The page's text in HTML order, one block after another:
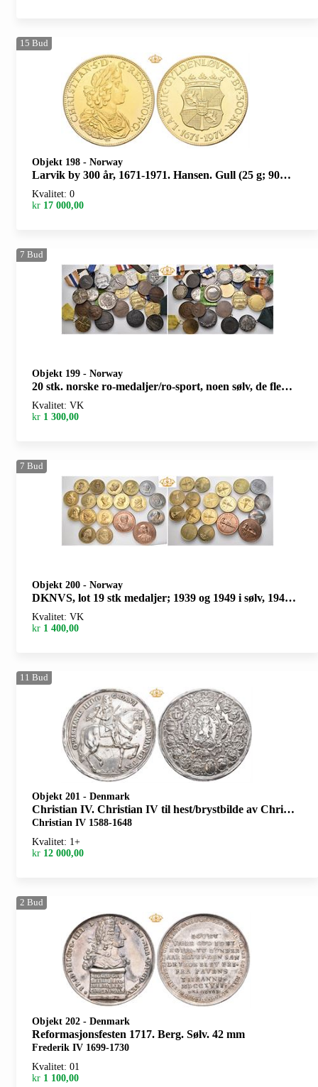
15 Bud
Objekt 198 - Norway
Larvik by 300 år, 1671-1971. Hansen. Gull (25 g; 900/1000). 31 mm. I originalt etui og med garantibevis
Kvalitet: 0
kr 17 000,00
7 Bud
Objekt 199 - Norway
20 stk. norske ro-medaljer/ro-sport, noen sølv, de fleste med bånd
Kvalitet: VK
kr 1 300,00
7 Bud
Objekt 200 - Norway
DKNVS, lot 19 stk medaljer; 1939 og 1949 i sølv, 1945 i zink. Resten i messing
Kvalitet: VK
kr 1 400,00
11 Bud
Objekt 201 - Denmark
Christian IV. Christian IV til hest/brystbilde av Christian IV. Renset og riper. Ukjent medaljør. Sølv. 61 mm
Christian IV 1588-1648
Kvalitet: 1+
kr 12 000,00
2 Bud
Objekt 202 - Denmark
Reformasjonsfesten 1717. Berg. Sølv. 42 mm
Frederik IV 1699-1730
Kvalitet: 01
kr 1 100,00